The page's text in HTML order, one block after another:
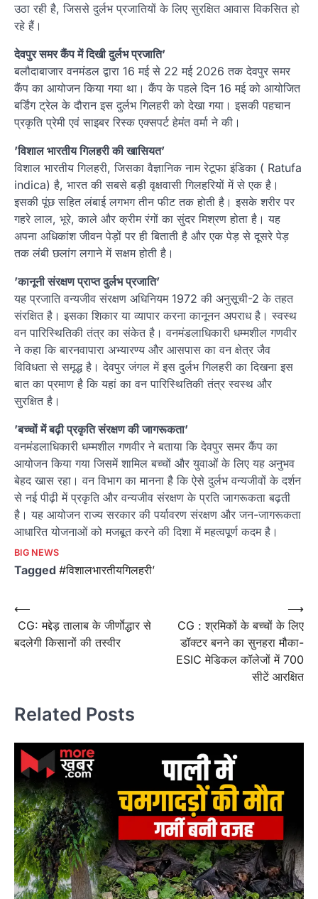
उठा रही है, जिससे दुर्लभ प्रजातियों के लिए सुरक्षित आवास विकसित हो
रहे हैं।
देवपुर समर कैंप में दिखी दुर्लभ प्रजाति’
बलौदाबाजार वनमंडल द्वारा 16 मई से 22 मई 2026 तक देवपुर समर
कैंप का आयोजन किया गया था। कैंप के पहले दिन 16 मई को आयोजित
बर्डिंग ट्रेल के दौरान इस दुर्लभ गिलहरी को देखा गया। इसकी पहचान
प्रकृति प्रेमी एवं साइबर रिस्क एक्सपर्ट हेमंत वर्मा ने की।
’विशाल भारतीय गिलहरी की खासियत’
विशाल भारतीय गिलहरी, जिसका वैज्ञानिक नाम रेटूफा इंडिका ( Ratufa
indica) है, भारत की सबसे बड़ी वृक्षवासी गिलहरियों में से एक है।
इसकी पूंछ सहित लंबाई लगभग तीन फीट तक होती है। इसके शरीर पर
गहरे लाल, भूरे, काले और क्रीम रंगों का सुंदर मिश्रण होता है। यह
अपना अधिकांश जीवन पेड़ों पर ही बिताती है और एक पेड़ से दूसरे पेड़
तक लंबी छलांग लगाने में सक्षम होती है।
’कानूनी संरक्षण प्राप्त दुर्लभ प्रजाति’
यह प्रजाति वन्यजीव संरक्षण अधिनियम 1972 की अनुसूची-2 के तहत
संरक्षित है। इसका शिकार या व्यापार करना कानूनन अपराध है। स्वस्थ
वन पारिस्थितिकी तंत्र का संकेत है। वनमंडलाधिकारी धम्मशील गणवीर
ने कहा कि बारनवापारा अभ्यारण्य और आसपास का वन क्षेत्र जैव
विविधता से समृद्ध है। देवपुर जंगल में इस दुर्लभ गिलहरी का दिखना इस
बात का प्रमाण है कि यहां का वन पारिस्थितिकी तंत्र स्वस्थ और
सुरक्षित है।
’बच्चों में बढ़ी प्रकृति संरक्षण की जागरूकता’
वनमंडलाधिकारी धम्मशील गणवीर ने बताया कि देवपुर समर कैंप का
आयोजन किया गया जिसमें शामिल बच्चों और युवाओं के लिए यह अनुभव
बेहद खास रहा। वन विभाग का मानना है कि ऐसे दुर्लभ वन्यजीवों के दर्शन
से नई पीढ़ी में प्रकृति और वन्यजीव संरक्षण के प्रति जागरूकता बढ़ती
है। यह आयोजन राज्य सरकार की पर्यावरण संरक्षण और जन-जागरूकता
आधारित योजनाओं को मजबूत करने की दिशा में महत्वपूर्ण कदम है।
BIG NEWS
Tagged #विशालभारतीयगिलहरी’
Post
navigation
⟵
CG: मद्देड़ तालाब के जीर्णाेद्धार से
बदलेगी किसानों की तस्वीर
CG : श्रमिकों के बच्चों के लिए
डॉक्टर बनने का सुनहरा मौका-
ESIC मेडिकल कॉलेजों में 700
सीटें आरक्षित
⟶
Related Posts